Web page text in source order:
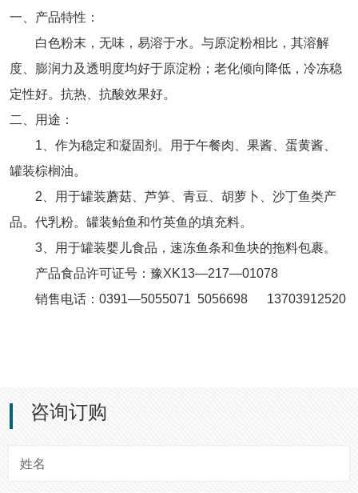
一、产品特性：
白色粉末，无味，易溶于水。与原淀粉相比，其溶解
度、膨润力及透明度均好于原淀粉；老化倾向降低，冷冻稳
定性好。抗热、抗酸效果好。
二、用途：
1、作为稳定和凝固剂。用于午餐肉、果酱、蛋黄酱、
罐装棕榈油。
2、用于罐装蘑菇、芦笋、青豆、胡萝卜、沙丁鱼类产
品。代乳粉。罐装鲐鱼和竹英鱼的填充料。
3、用于罐装婴儿食品，速冻鱼条和鱼块的拖料包裹。
产品食品许可证号：豫XK13—217—01078
销售电话：0391—5055071 5056698 13703912520
咨询订购
姓名